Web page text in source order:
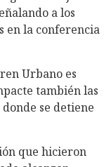
a los
en la conferencia
Urbano es
también las
se detiene
que hicieron